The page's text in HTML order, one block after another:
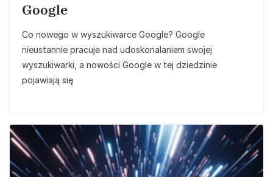
Google
Co nowego w wyszukiwarce Google? Google
nieustannie pracuje nad udoskonalaniem swojej
wyszukiwarki, a nowości Google w tej dziedzinie
pojawiają się